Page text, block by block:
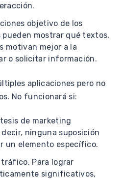
objetivo de los
pueden mostrar qué textos,
motivan mejor a la
o solicitar información.
aplicaciones pero no
No funcionará si:
de marketing
ninguna suposición
un elemento específico.
Para lograr
significativos,